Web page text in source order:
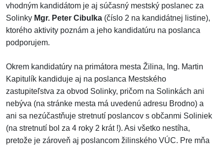
vhodným kandidátom je aj súčasný mestský poslanec za
Solinky Mgr. Peter Cibulka (číslo 2 na kandidátnej listine),
ktorého aktivity poznám a jeho kandidatúru na poslanca
podporujem.
Okrem kandidatúry na primátora mesta Žilina, Ing. Martin
Kapitulík kandiduje aj na poslanca Mestského
zastupiteľstva za obvod Solinky, pričom na Solinkách ani
nebýva (na stránke mesta má uvedenú adresu Brodno) a
ani sa nezúčastňuje stretnutí poslancov s občanmi Soliniek
(na stretnutí bol za 4 roky 2 krát !). Asi všetko nestíha,
pretože je zároveň aj poslancom žilinského VÚC. Pre mňa